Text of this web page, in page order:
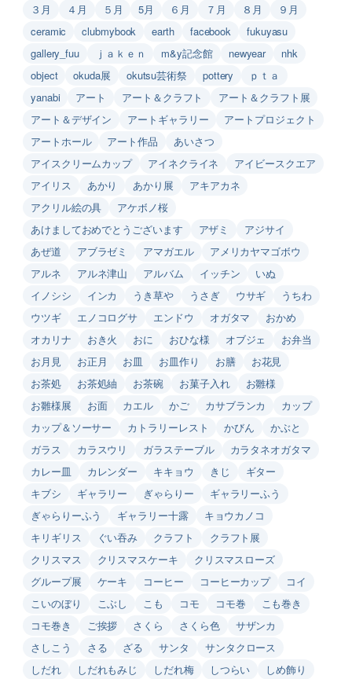
３月
４月 ５月 5月 ６月 ７月 ８月
９月
ceramic
clubmybook earth facebook
fukuyasu
gallery_fuu
ｊａｋｅｎ m&y記念館 newyear
nhk
object
okuda展 okutsu芸術祭 pottery
ｐｔａ
yanabi
アート アート＆クラフト
アート＆クラフト展
アート＆デザイン
アートギャラリー
アートプロジェクト
アートホール
アート作品
あいさつ
アイスクリームカップ
アイネクライネ
アイビースクエア
アイリス
あかり あかり展
アキアカネ
アクリル絵の具
アケボノ桜
あけましておめでとうございます
アザミ
アジサイ
あぜ道
アブラゼミ アマガエル
アメリカヤマゴボウ
アルネ
アルネ津山 アルバム イッチン
いぬ
イノシシ
インカ うき草や うさぎ ウサギ
うちわ
ウツギ
エノコログサ エンドウ オガタマ
おかめ
オカリナ
おき火 おに おひな様 オブジェ
お弁当
お月見
お正月 お皿 お皿作り お膳
お花見
お茶処
お茶処紬 お茶碗 お菓子入れ
お雛様
お雛様展
お面 カエル かご カサブランカ
カップ
カップ＆ソーサー
カトラリーレスト かびん
かぶと
ガラス
カラスウリ ガラステーブル
カラタネオガタマ
カレー皿
カレンダー キキョウ きじ
ギター
キブシ
ギャラリー ぎゃらりー
ギャラリーふう
ぎゃらりーふう
ギャラリー十露
キョウカノコ
キリギリス
ぐい吞み クラフト
クラフト展
クリスマス
クリスマスケーキ
クリスマスローズ
グループ展
ケーキ コーヒー コーヒーカップ
コイ
こいのぼり
こぶし こも コモ コモ巻
こも巻き
コモ巻き
ご挨拶 さくら さくら色
サザンカ
さしこう
さる ざる サンタ
サンタクロース
しだれ
しだれもみじ しだれ梅 しつらい しめ飾り